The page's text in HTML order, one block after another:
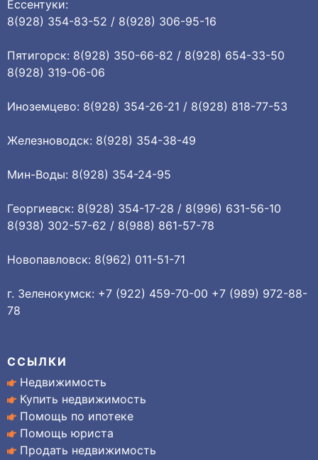
Ессентуки:
8(928) 354-83-52 / 8(928) 306-95-16
Пятигорск: 8(928) 350-66-82 / 8(928) 654-33-50
8(928) 319-06-06
Иноземцево: 8(928) 354-26-21 / 8(928) 818-77-53
Железноводск: 8(928) 354-38-49
Мин-Воды: 8(928) 354-24-95
Георгиевск: 8(928) 354-17-28 / 8(996) 631-56-10
8(938) 302-57-62 / 8(988) 861-57-78
Новопавловск: 8(962) 011-51-71
г. Зеленокумск: +7 (922) 459-70-00 +7 (989) 972-88-
78
ССЫЛКИ
Недвижимость
Купить недвижимость
Помощь по ипотеке
Помощь юриста
Продать недвижимость